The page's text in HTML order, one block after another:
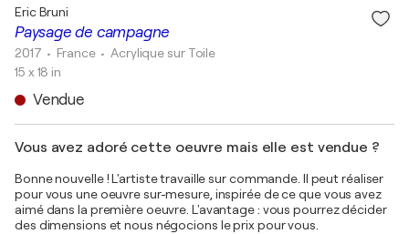
Paysage de campagne
Eric Bruni
2017 • France •Acrylique sur Toile
15 x 18 in
Vendue
Vous avez adoré cette oeuvre mais elle est vendue ?
Bonne nouvelle ! L'artiste travaille sur commande. Il peut réaliser
pour vous une oeuvre sur-mesure, inspirée de ce que vous avez
aimé dans la première oeuvre. L'avantage : vous pourrez décider
des dimensions et nous négocions le prix pour vous.